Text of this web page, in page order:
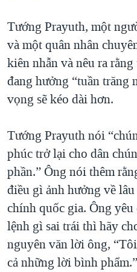
Tướng Prayuth, một
và một quân nhân
kiên nhẫn và nêu ra
đang hưởng “tuần trăng
vọng sẽ kéo dài hơn.
Tướng Prayuth nói
phúc trở lại cho dân
phần.” Ông nói thêm
điều gì ảnh hưởng về
chính quốc gia. Ông yêu
lệnh gì sai trái thì hãy
nguyên văn lời ông,
cả những lời bình phẩm.”